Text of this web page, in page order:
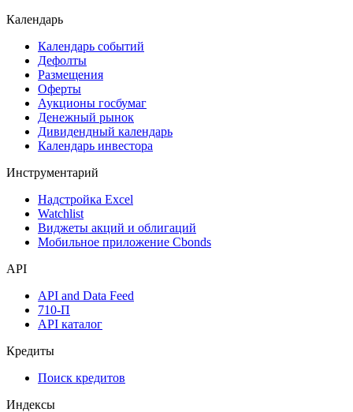
Календарь
Календарь событий
Дефолты
Размещения
Оферты
Аукционы госбумаг
Денежный рынок
Дивидендный календарь
Календарь инвестора
Инструментарий
Надстройка Excel
Watchlist
Виджеты акций и облигаций
Мобильное приложение Cbonds
API
API and Data Feed
710-П
API каталог
Кредиты
Поиск кредитов
Индексы